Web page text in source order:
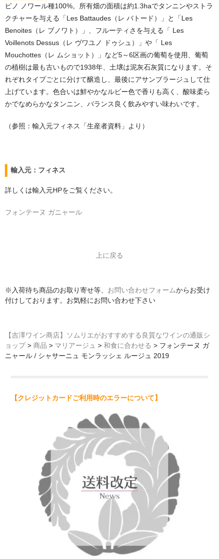
ピノ ノワール種100%。所有畑の面積は約1.3haでタンニンやストラ
クチャーを与える「Les Battaudes（レ バトード）」と「Les
Benoites（レ ブノワト）」、フルーティさを与える「 Les
Voillenots Dessus（レ ヴワユノ ドゥシュ）」や「 Les
Mouchottes（レ ムショット）」など5～6区画の葡萄を使用、葡萄
の植樹は最も古いもので1938年、土壌は泥灰石灰質になります。そ
れぞれタイプごとに分けて醸造し、最後にアサンブラージュして仕
上げています。色合いは鮮やかなルビー色で香りも高く、酸味柔ら
かでなめらかなタンニン、バランス良く飲みやすい味わいです。
（参照：輸入元フィネス「生産者資料」より）
輸入元：フィネス
詳しくは輸入元HPをご覧ください。
フォンテーヌ ガニャール
上に戻る
※入荷待ち商品のお取り寄せ等、 お問い合わせフォームからお受け
付けしております。お気軽にお問い合わせ下さい
【吉澤ワイン商店】ソムリエがおすすめする良質なワインの通販シ
ョップ> 商品 > マリアージュ > 和食に合わせる > フォンテーヌ ガ
ニャール / シャサーニュ モンラッシェ ルージュ 2019
【クレジットカードご利用時のエラーについて】